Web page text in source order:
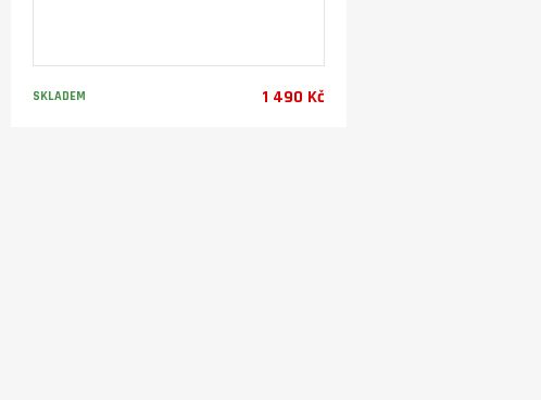
SKLADEM 1 490 Kč